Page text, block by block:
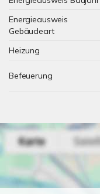
Energieausweis
Gebäudeart
Heizung
Befeuerung